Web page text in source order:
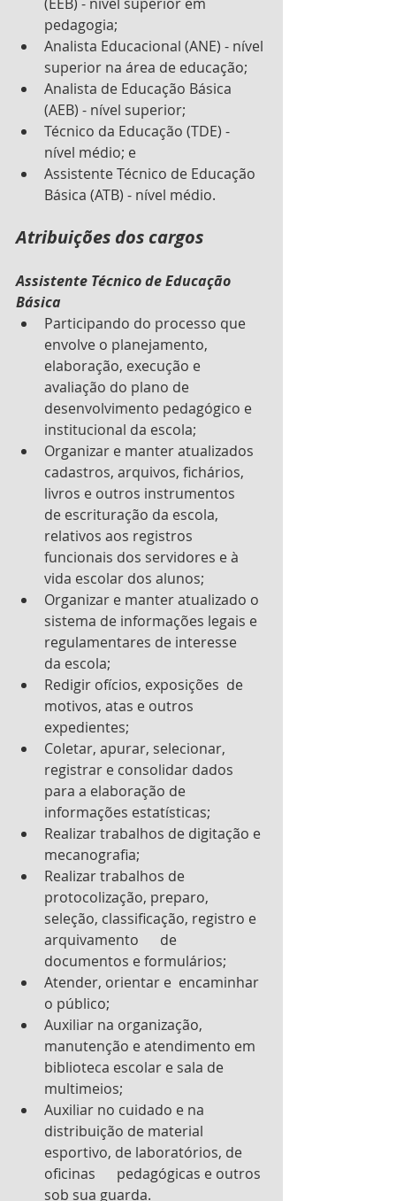
(EEB) - nível superior em
pedagogia;
Analista Educacional (ANE) - nível
superior na área de educação;
Analista de Educação Básica
(AEB) - nível superior;
Técnico da Educação (TDE) -
nível médio; e
Assistente Técnico de Educação
Básica (ATB) - nível médio.
Atribuições dos cargos
Assistente Técnico de Educação
Básica
Participando do processo que
envolve o planejamento,
elaboração, execução e
avaliação do plano de
desenvolvimento pedagógico e
institucional da escola;
Organizar e manter atualizados
cadastros, arquivos, fichários,
livros e outros instrumentos
de escrituração da escola,
relativos aos registros
funcionais dos servidores e à
vida escolar dos alunos;
Organizar e manter atualizado o
sistema de informações legais e
regulamentares de interesse
da escola;
Redigir ofícios, exposições  de
motivos, atas e outros
expedientes;
Coletar, apurar, selecionar,
registrar e consolidar dados
para a elaboração de
informações estatísticas;
Realizar trabalhos de digitação e
mecanografia;
Realizar trabalhos de
protocolização, preparo,
seleção, classificação, registro e
arquivamento      de
documentos e formulários;
Atender, orientar e  encaminhar
o público;
Auxiliar na organização,
manutenção e atendimento em
biblioteca escolar e sala de
multimeios;
Auxiliar no cuidado e na
distribuição de material
esportivo, de laboratórios, de
oficinas      pedagógicas e outros
sob sua guarda.